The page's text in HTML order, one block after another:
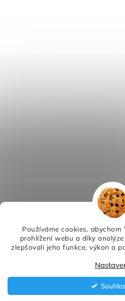
Používáme cookies,
prohlížení webu a díky
zlepšovali jeho funkce, výkon a